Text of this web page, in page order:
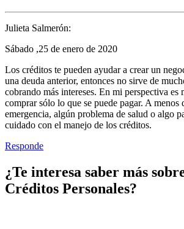
Julieta Salmerón:
Sábado ,25 de enero de 2020
Los créditos te pueden ayudar a crear un
una deuda anterior, entonces no sirve de
cobrando más intereses. En mi perspectiva es
comprar sólo lo que se puede pagar. A menos
emergencia, algún problema de salud o algo
cuidado con el manejo de los créditos.
Responde
¿Te interesa saber más
Créditos Personales?